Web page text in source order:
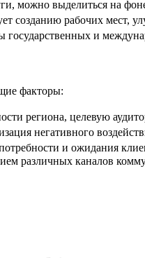
можно выделиться на
созданию рабочих
и
факторы:
региона, целевую
негативного
и ожидания
различных каналов